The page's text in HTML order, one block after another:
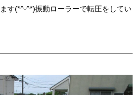
す(*^-^*)振動ローラーで転圧をしてい